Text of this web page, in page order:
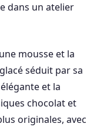
dans un atelier
mousse et la
séduit par sa
et la
chocolat et
originales, avec